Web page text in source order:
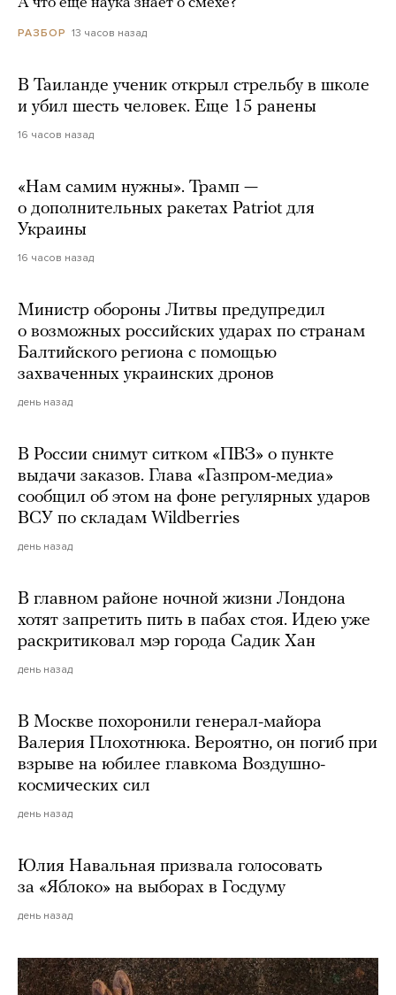
РАЗБОР 13 часов назад
В Таиланде ученик открыл стрельбу в школе
и убил шесть человек. Еще 15 ранены
16 часов назад
«Нам самим нужны». Трамп —
о дополнительных ракетах Patriot для
Украины
16 часов назад
Министр обороны Литвы предупредил
о возможных российских ударах по странам
Балтийского региона с помощью
захваченных украинских дронов
день назад
В России снимут ситком «ПВЗ» о пункте
выдачи заказов. Глава «Газпром-медиа»
сообщил об этом на фоне регулярных ударов
ВСУ по складам Wildberries
день назад
В главном районе ночной жизни Лондона
хотят запретить пить в пабах стоя. Идею уже
раскритиковал мэр города Садик Хан
день назад
В Москве похоронили генерал-майора
Валерия Плохотнюка. Вероятно, он погиб при
взрыве на юбилее главкома Воздушно-
космических сил
день назад
Юлия Навальная призвала голосовать
за «Яблоко» на выборах в Госдуму
день назад